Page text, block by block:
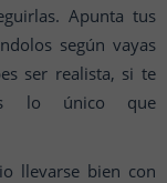
Apunta tus
según vayas
ser realista, si te
lo único que
llevarse bien con